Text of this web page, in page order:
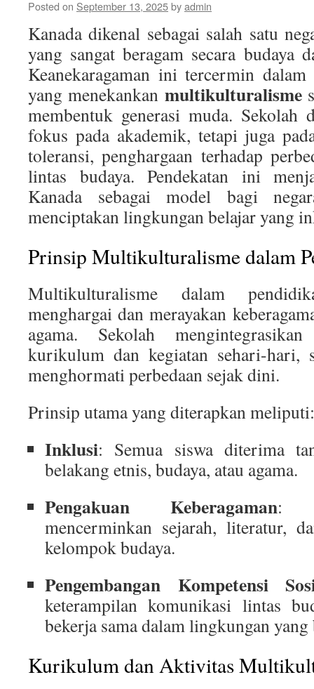
Posted on September 13, 2025byadmin
Kanada dikenal sebagai salah satu
yang sangat beragam secara budaya
Keanekaragaman ini tercermin
yang menekankan multikulturalisme
membentuk generasi muda. Sekolah
fokus pada akademik, tetapi juga
toleransi, penghargaan terhadap
lintas budaya. Pendekatan ini
Kanada sebagai model bagi
menciptakan lingkungan belajar yang
Prinsip Multikulturalisme dalam
Multikulturalisme dalam
menghargai dan merayakan
agama. Sekolah
kurikulum dan kegiatan sehari-hari,
menghormati perbedaan sejak dini.
Prinsip utama yang diterapkan meliputi:
Inklusi: Semua siswa diterima
belakang etnis, budaya, atau agama.
Pengakuan Keberagaman:
mencerminkan sejarah, literatur,
kelompok budaya.
Pengembangan Kompetensi
keterampilan komunikasi lintas
bekerja sama dalam lingkungan yang
Kurikulum dan Aktivitas